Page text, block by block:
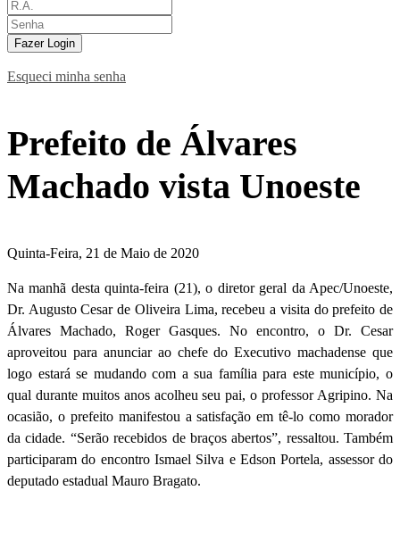
Fazer Login
Esqueci minha senha
Prefeito de Álvares
Machado vista Unoeste
Quinta-Feira, 21 de Maio de 2020
Na manhã desta quinta-feira (21), o diretor geral da Apec/Unoeste,
Dr. Augusto Cesar de Oliveira Lima, recebeu a visita do prefeito de
Álvares Machado, Roger Gasques. No encontro, o Dr. Cesar
aproveitou para anunciar ao chefe do Executivo machadense que
logo estará se mudando com a sua família para este município, o
qual durante muitos anos acolheu seu pai, o professor Agripino. Na
ocasião, o prefeito manifestou a satisfação em tê-lo como morador
da cidade. “Serão recebidos de braços abertos”, ressaltou. Também
participaram do encontro Ismael Silva e Edson Portela, assessor do
deputado estadual Mauro Bragato.